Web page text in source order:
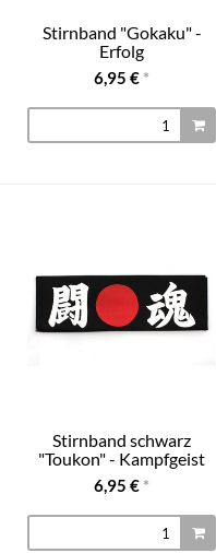
Stirnband "Gokaku" -
Erfolg
6,95 € *
Stirnband schwarz
"Toukon" - Kampfgeist
6,95 € *